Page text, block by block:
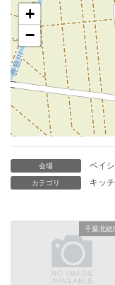
+
−
会場 ベイ
カテゴリ キッ
千葉北総